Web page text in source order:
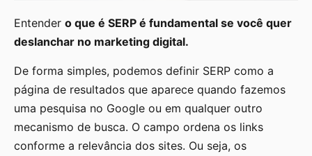
Entender o que é SERP é fundamental se você quer
deslanchar no marketing digital.
De forma simples, podemos definir SERP como a
página de resultados que aparece quando fazemos
uma pesquisa no Google ou em qualquer outro
mecanismo de busca. O campo ordena os links
conforme a relevância dos sites. Ou seja, os